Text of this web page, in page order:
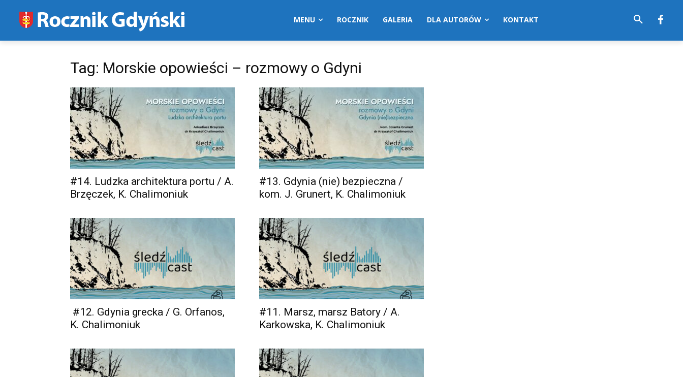
MENU ROCZNIK GALERIA DLA AUTORÓW KONTAKT
Tag: Morskie opowieści – rozmowy o Gdyni
#14. Ludzka architektura portu / A.
Brzęczek, K. Chalimoniuk
#13. Gdynia (nie) bezpieczna /
kom. J. Grunert, K. Chalimoniuk
#12. Gdynia grecka / G. Orfanos,
K. Chalimoniuk
#11. Marsz, marsz Batory / A.
Karkowska, K. Chalimoniuk